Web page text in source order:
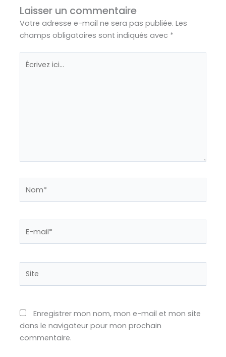
Laisser un commentaire
Votre adresse e-mail ne sera pas publiée. Les
champs obligatoires sont indiqués avec *
ici…
mail*
Enregistrer mon nom, mon e-mail et mon site
dans le navigateur pour mon prochain
commentaire.